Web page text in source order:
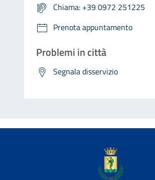
Chiama: +39 0972 251225
Prenota appuntamento
Problemi in città
Segnala disservizio